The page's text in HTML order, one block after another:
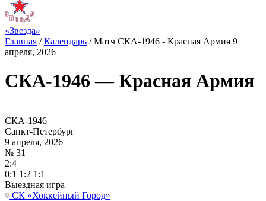
«Звезда»
Главная /Календарь /Матч СКА-1946 - Красная Армия 9
апреля, 2026
СКА-1946 — Красная Армия
СКА-1946
Санкт-Петербург
9 апреля, 2026
№ 31
2:4
0:1 1:2 1:1
Выездная игра
СК «Хоккейный Город»